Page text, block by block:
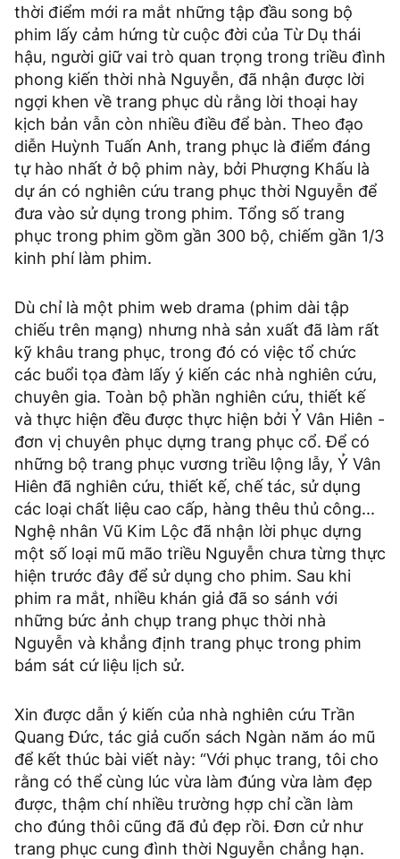
thời điểm mới ra mắt những tập đầu song bộ
phim lấy cảm hứng từ cuộc đời của Từ Dụ thái
hậu, người giữ vai trò quan trọng trong triều đình
phong kiến thời nhà Nguyễn, đã nhận được lời
ngợi khen về trang phục dù rằng lời thoại hay
kịch bản vẫn còn nhiều điều để bàn. Theo đạo
diễn Huỳnh Tuấn Anh, trang phục là điểm đáng
tự hào nhất ở bộ phim này, bởi Phượng Khấu là
dự án có nghiên cứu trang phục thời Nguyễn để
đưa vào sử dụng trong phim. Tổng số trang
phục trong phim gồm gần 300 bộ, chiếm gần 1/3
kinh phí làm phim.
Dù chỉ là một phim web drama (phim dài tập
chiếu trên mạng) nhưng nhà sản xuất đã làm rất
kỹ khâu trang phục, trong đó có việc tổ chức
các buổi tọa đàm lấy ý kiến các nhà nghiên cứu,
chuyên gia. Toàn bộ phần nghiên cứu, thiết kế
và thực hiện đều được thực hiện bởi Ỷ Vân Hiên -
đơn vị chuyên phục dựng trang phục cổ. Để có
những bộ trang phục vương triều lộng lẫy, Ỷ Vân
Hiên đã nghiên cứu, thiết kế, chế tác, sử dụng
các loại chất liệu cao cấp, hàng thêu thủ công...
Nghệ nhân Vũ Kim Lộc đã nhận lời phục dựng
một số loại mũ mão triều Nguyễn chưa từng thực
hiện trước đây để sử dụng cho phim. Sau khi
phim ra mắt, nhiều khán giả đã so sánh với
những bức ảnh chụp trang phục thời nhà
Nguyễn và khẳng định trang phục trong phim
bám sát cứ liệu lịch sử.
Xin được dẫn ý kiến của nhà nghiên cứu Trần
Quang Đức, tác giả cuốn sách Ngàn năm áo mũ
để kết thúc bài viết này: “Với phục trang, tôi cho
rằng có thể cùng lúc vừa làm đúng vừa làm đẹp
được, thậm chí nhiều trường hợp chỉ cần làm
cho đúng thôi cũng đã đủ đẹp rồi. Đơn cử như
trang phục cung đình thời Nguyễn chẳng hạn.